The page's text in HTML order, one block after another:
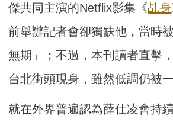
傑共同主演的Netflix影集《乩身
前舉辦記者會卻獨缺他，當時
無期」；不過，本刊讀者直擊
台北街頭現身，雖然低調仍被一
就在外界普遍認為薛仕凌會持